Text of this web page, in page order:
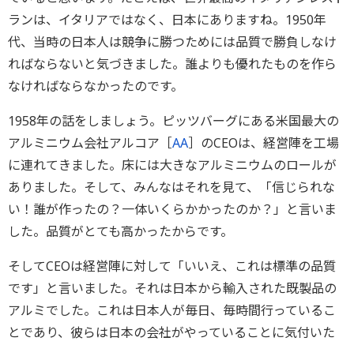
ランは、イタリアではなく、日本にありますね。1950年
代、当時の日本人は競争に勝つためには品質で勝負しなけ
ればならないと気づきました。誰よりも優れたものを作ら
なければならなかったのです。
1958年の話をしましょう。ピッツバーグにある米国最大の
アルミニウム会社アルコア［AA］のCEOは、経営陣を工場
に連れてきました。床には大きなアルミニウムのロールが
ありました。そして、みんなはそれを見て、「信じられな
い！誰が作ったの？一体いくらかかったのか？」と言いま
した。品質がとても高かったからです。
そしてCEOは経営陣に対して「いいえ、これは標準の品質
です」と言いました。それは日本から輸入された既製品の
アルミでした。これは日本人が毎日、毎時間行っているこ
とであり、彼らは日本の会社がやっていることに気付いた